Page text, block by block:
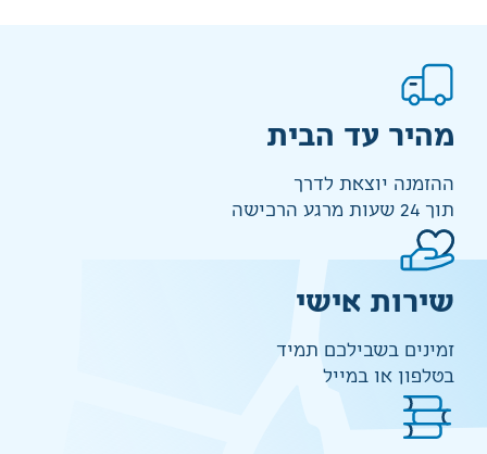
מהיר עד הבית
ההזמנה יוצאת לדרך
תוך 24 שעות מרגע הרכישה
שירות אישי
זמינים בשבילכם תמיד
בטלפון או במייל